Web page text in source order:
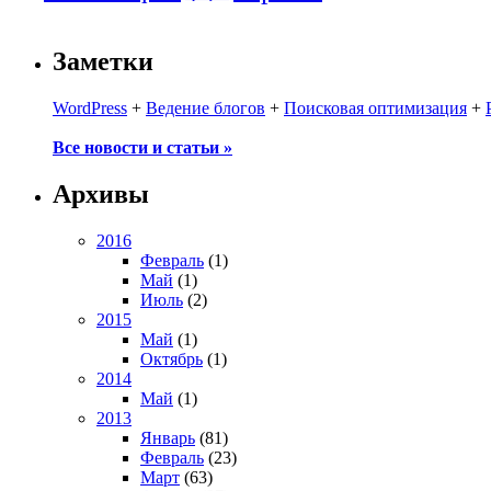
Заметки
WordPress + Ведение блогов + Поисковая оптимизация +
Все новости и статьи »
Архивы
2016
Февраль (1)
Май (1)
Июль (2)
2015
Май (1)
Октябрь (1)
2014
Май (1)
2013
Январь (81)
Февраль (23)
Март (63)